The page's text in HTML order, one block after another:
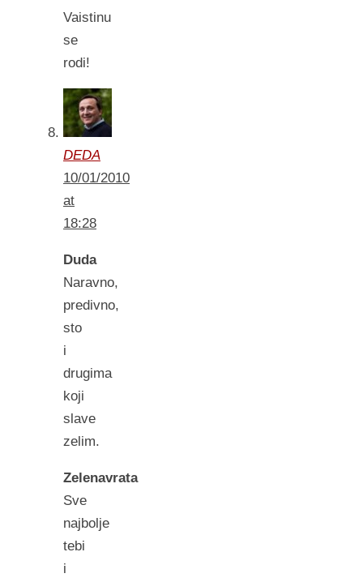
Vaistinu
se
rodi!
DEDA
10/01/2010
at
18:28
Duda
Naravno,
predivno,
sto
i
drugima
koji
slave
zelim.
Zelenavrata
Sve
najbolje
tebi
i